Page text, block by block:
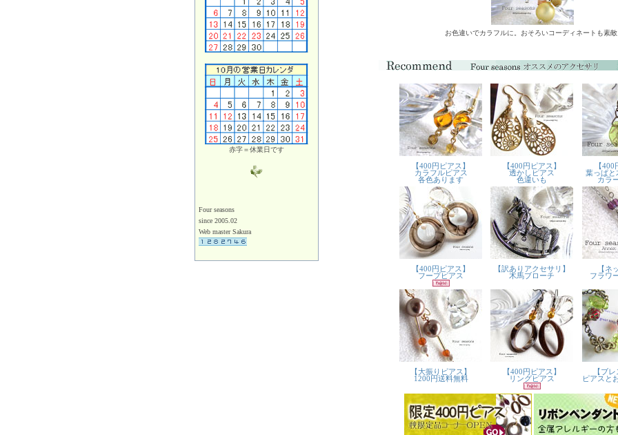
赤字＝休業日です
Four seasons
since 2005.02
Web master Sakura
お色違いでカラフルに。おそろいコーディネートも素敵